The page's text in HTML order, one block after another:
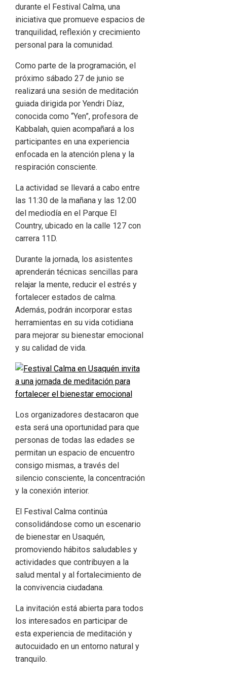
durante el Festival Calma, una
iniciativa que promueve espacios de
tranquilidad, reflexión y crecimiento
personal para la comunidad.
Como parte de la programación, el
próximo sábado 27 de junio se
realizará una sesión de meditación
guiada dirigida por Yendri Díaz,
conocida como “Yen”, profesora de
Kabbalah, quien acompañará a los
participantes en una experiencia
enfocada en la atención plena y la
respiración consciente.
La actividad se llevará a cabo entre
las 11:30 de la mañana y las 12:00
del mediodía en el Parque El
Country, ubicado en la calle 127 con
carrera 11D.
Durante la jornada, los asistentes
aprenderán técnicas sencillas para
relajar la mente, reducir el estrés y
fortalecer estados de calma.
Además, podrán incorporar estas
herramientas en su vida cotidiana
para mejorar su bienestar emocional
y su calidad de vida.
Los organizadores destacaron que
esta será una oportunidad para que
personas de todas las edades se
permitan un espacio de encuentro
consigo mismas, a través del
silencio consciente, la concentración
y la conexión interior.
El Festival Calma continúa
consolidándose como un escenario
de bienestar en Usaquén,
promoviendo hábitos saludables y
actividades que contribuyen a la
salud mental y al fortalecimiento de
la convivencia ciudadana.
La invitación está abierta para todos
los interesados en participar de
esta experiencia de meditación y
autocuidado en un entorno natural y
tranquilo.